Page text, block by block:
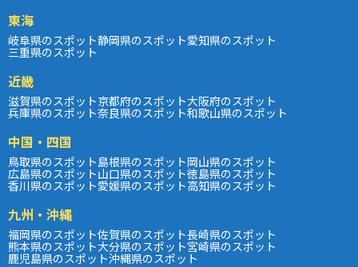
東海
岐阜県のスポット静岡県のスポット愛知県のスポット
三重県のスポット
近畿
滋賀県のスポット京都府のスポット大阪府のスポット
兵庫県のスポット奈良県のスポット和歌山県のスポット
中国・四国
鳥取県のスポット島根県のスポット岡山県のスポット
広島県のスポット山口県のスポット徳島県のスポット
香川県のスポット愛媛県のスポット高知県のスポット
九州・沖縄
福岡県のスポット佐賀県のスポット長崎県のスポット
熊本県のスポット大分県のスポット宮崎県のスポット
鹿児島県のスポット沖縄県のスポット